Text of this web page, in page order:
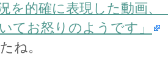
を的確に表現した動画
てお怒りのようです」
ね。